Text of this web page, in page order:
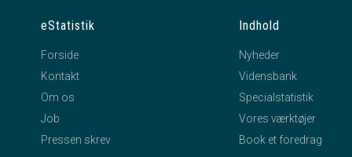
eStatistik
Forside
Kontakt
Om os
Job
Pressen skrev
Indhold
Nyheder
Vidensbank
Specialstatistik
Vores værktøjer
Book et foredrag